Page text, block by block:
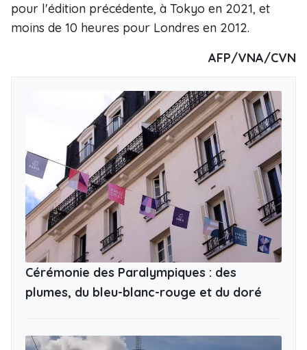
pour l'édition précédente, à Tokyo en 2021, et
moins de 10 heures pour Londres en 2012.
AFP/VNA/CVN
Cérémonie des Paralympiques : des
plumes, du bleu-blanc-rouge et du doré